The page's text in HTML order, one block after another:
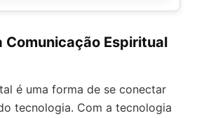
Comunicação Espiritual
é uma forma de se conectar
tecnologia. Com a tecnologia